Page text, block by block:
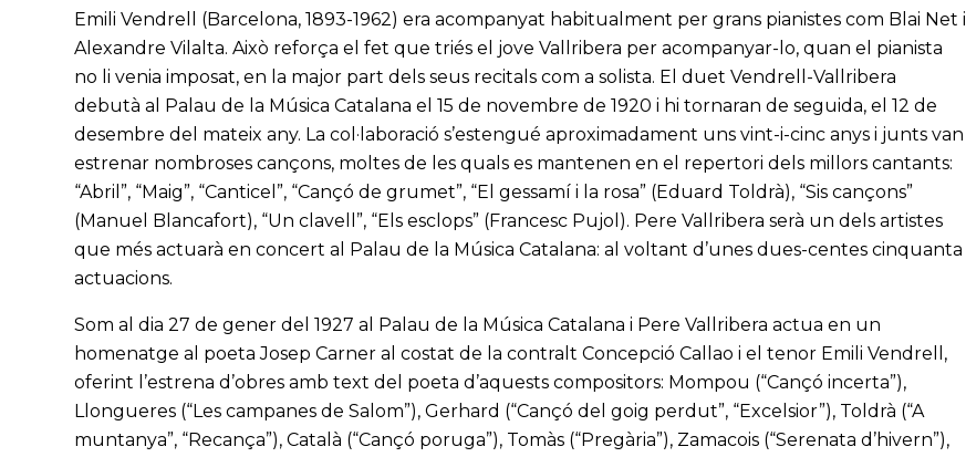
Emili Vendrell (Barcelona, 1893-1962) era acompanyat habitualment per grans pianistes com Blai Net i
Alexandre Vilalta. Això reforça el fet que triés el jove Vallribera per acompanyar-lo, quan el pianista
no li venia imposat, en la major part dels seus recitals com a solista. El duet Vendrell-Vallribera
debutà al Palau de la Música Catalana el 15 de novembre de 1920 i hi tornaran de seguida, el 12 de
desembre del mateix any. La col·laboració s’estengué aproximadament uns vint-i-cinc anys i junts van
estrenar nombroses cançons, moltes de les quals es mantenen en el repertori dels millors cantants:
“Abril”, “Maig”, “Canticel”, “Cançó de grumet”, “El gessamí i la rosa” (Eduard Toldrà), “Sis cançons”
(Manuel Blancafort), “Un clavell”, “Els esclops” (Francesc Pujol). Pere Vallribera serà un dels artistes
que més actuarà en concert al Palau de la Música Catalana: al voltant d’unes dues-centes cinquanta
actuacions.
Som al dia 27 de gener del 1927 al Palau de la Música Catalana i Pere Vallribera actua en un
homenatge al poeta Josep Carner al costat de la contralt Concepció Callao i el tenor Emili Vendrell,
oferint l’estrena d’obres amb text del poeta d’aquests compositors: Mompou (“Cançó incerta”),
Llongueres (“Les campanes de Salom”), Gerhard (“Cançó del goig perdut”, “Excelsior”), Toldrà (“A
muntanya”, “Recança”), Català (“Cançó poruga”), Tomàs (“Pregària”), Zamacois (“Serenata d’hivern”),